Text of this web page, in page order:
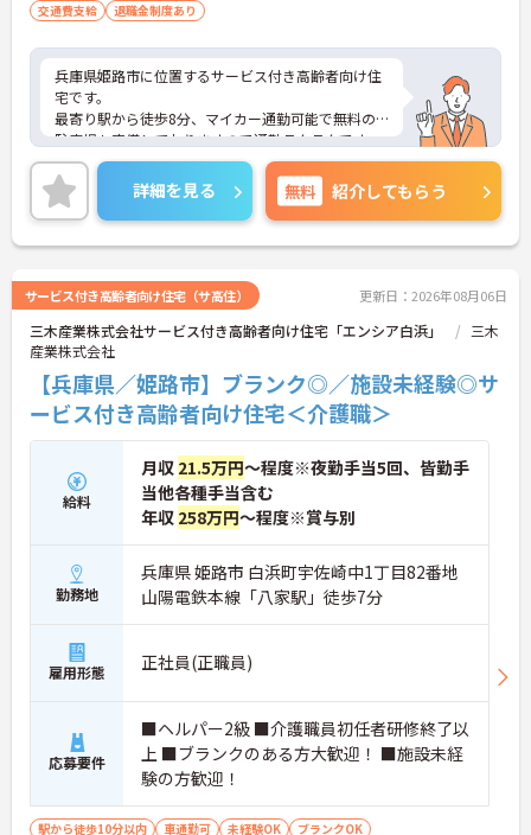
交通費支給
退職金制度あり
兵庫県姫路市に位置するサービス付き高齢者向け住
宅です。
最寄り駅から徒歩8分、マイカー通勤可能で無料の
駐車場も完備しておりますので通勤ラクラクです。
昇給や賞与制度があり頑張りが評価されてしっかり
と職員に還元されます。
ご興味のある方には、面接対策ポイントなど、さら
に詳細をお話しいたしますのでお気軽にご相談くだ
さい！
詳細を見る 無料 紹介してもらう
サービス付き高齢者向け住宅（サ高住） 更新日：2026年08月06日
三木産業株式会社サービス付き高齢者向け住宅「エンシア白浜」
三木
産業株式会社
【兵庫県／姫路市】ブランク◎／施設未経験◎サ
ービス付き高齢者向け住宅＜介護職＞
給料
月収 21.5万円～程度※夜勤手当5回、皆勤手
当他各種手当含む
年収 258万円～程度※賞与別
勤務地
兵庫県 姫路市 白浜町宇佐崎中1丁目82番地
山陽電鉄本線「八家駅」徒歩7分
雇用形態 正社員(正職員)
応募要件
■ヘルパー2級 ■介護職員初任者研修終了以
上 ■ブランクのある方大歓迎！ ■施設未経
験の方歓迎！
駅から徒歩10分以内 車通勤可 未経験OK ブランクOK